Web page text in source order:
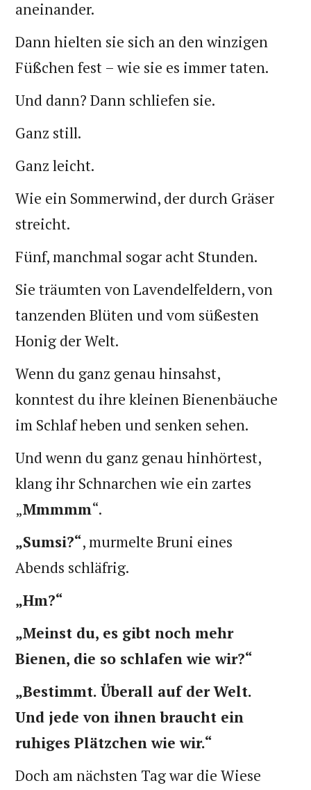
aneinander.
Dann hielten sie sich an den winzigen
Füßchen fest – wie sie es immer taten.
Und dann? Dann schliefen sie.
Ganz still.
Ganz leicht.
Wie ein Sommerwind, der durch Gräser
streicht.
Fünf, manchmal sogar acht Stunden.
Sie träumten von Lavendelfeldern, von
tanzenden Blüten und vom süßesten
Honig der Welt.
Wenn du ganz genau hinsahst,
konntest du ihre kleinen Bienenbäuche
im Schlaf heben und senken sehen.
Und wenn du ganz genau hinhörtest,
klang ihr Schnarchen wie ein zartes
„Mmmmm“.
„Sumsi?“, murmelte Bruni eines
Abends schläfrig.
„Hm?“
„Meinst du, es gibt noch mehr
Bienen, die so schlafen wie wir?“
„Bestimmt. Überall auf der Welt.
Und jede von ihnen braucht ein
ruhiges Plätzchen wie wir.“
Doch am nächsten Tag war die Wiese